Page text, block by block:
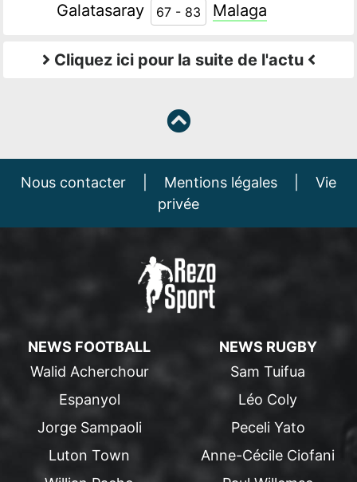
Galatasaray 67 - 83 Malaga
Cliquez ici pour la suite de l'actu
Nous contacter Mentions légales
Vie
privée
NEWS FOOTBALL
Walid Acherchour
Espanyol
Jorge Sampaoli
Luton Town
NEWS RUGBY
Sam Tuifua
Léo Coly
Peceli Yato
Anne-Cécile Ciofani